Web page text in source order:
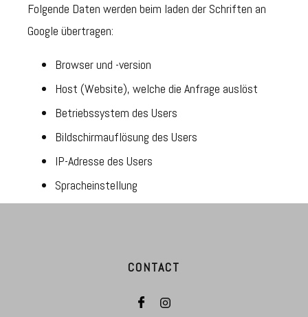
Folgende Daten werden beim laden der Schriften an
Google übertragen:
Browser und -version
Host (Website), welche die Anfrage auslöst
Betriebssystem des Users
Bildschirmauflösung des Users
IP-Adresse des Users
Spracheinstellung
CONTACT